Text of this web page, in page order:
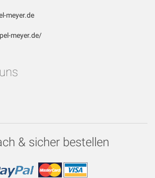
meyer.de
meyer.de/
& sicher bestellen